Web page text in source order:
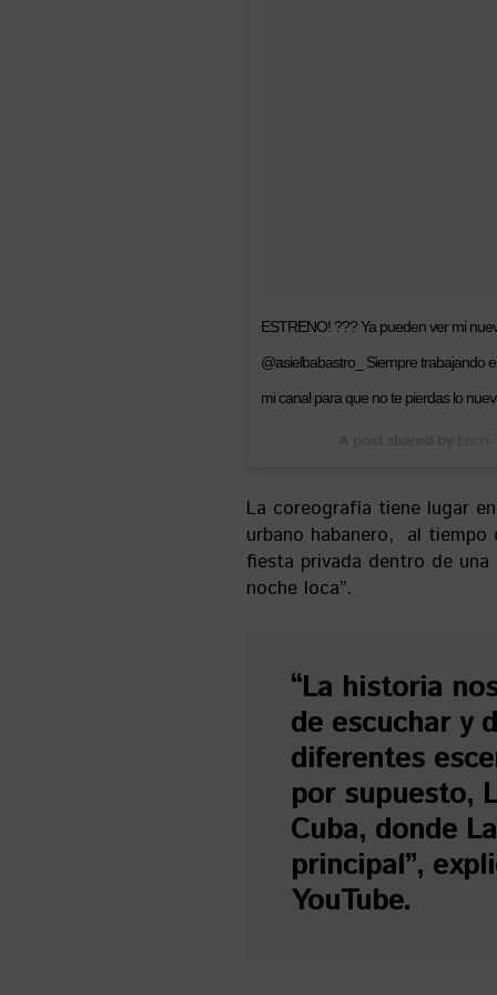
ESTRENO! ??? Ya pueden ver mi
@asielbabastro_ Siempre trabajando
mi canal para que no te pierdas lo
La coreografía tiene lugar
urbano habanero, al
fiesta privada dentro de
noche loca”.
“La historia
de escuchar y
diferentes
por supuesto,
Cuba, donde
principal”,
YouTube.